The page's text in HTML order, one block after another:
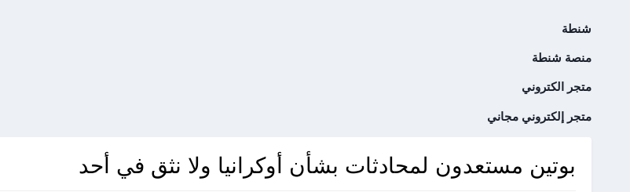
شنطة
منصة شنطة
متجر الكتروني
متجر إلكتروني مجاني
بوتين مستعدون لمحادثات بشأن أوكرانيا ولا نثق في أحد